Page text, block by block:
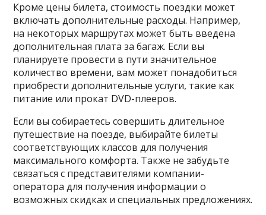
Кроме цены билета, стоимость поездки может
включать дополнительные расходы. Например,
на некоторых маршрутах может быть введена
дополнительная плата за багаж. Если вы
планируете провести в пути значительное
количество времени, вам может понадобиться
приобрести дополнительные услуги, такие как
питание или прокат DVD-плееров.
Если вы собираетесь совершить длительное
путешествие на поезде, выбирайте билеты
соответствующих классов для получения
максимального комфорта. Также не забудьте
связаться с представителями компании-
оператора для получения информации о
возможных скидках и специальных предложениях.